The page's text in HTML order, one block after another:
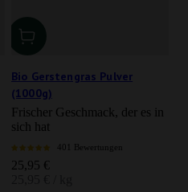
Bio Gerstengras Pulver
(1000g)
Frischer Geschmack, der es in
sich hat
401 Bewertungen
Angebot
25,95 €